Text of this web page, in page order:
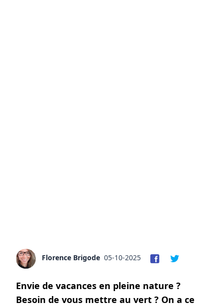
Florence Brigode 05-10-2025
Envie de vacances en pleine nature ?
Besoin de vous mettre au vert ? On a ce